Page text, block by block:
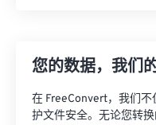
您的数据，我们
在 FreeConvert，我们
护文件安全。无论您转